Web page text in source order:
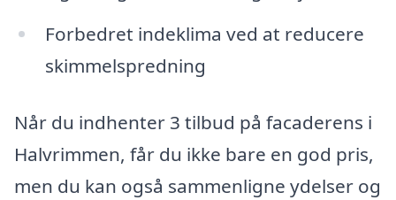
Forbedret indeklima ved at reducere
skimmelspredning
Når du indhenter 3 tilbud på facaderens i
Halvrimmen, får du ikke bare en god pris,
men du kan også sammenligne ydelser og